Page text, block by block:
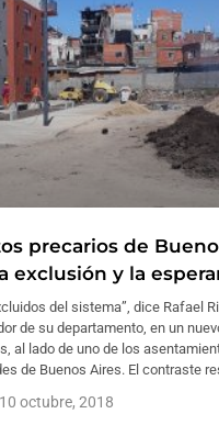
precarios de
exclusión y la
del sistema”, dice Rafael
de su departamento, en un
al lado de uno de los
de Buenos Aires. El contraste
10 octubre, 2018